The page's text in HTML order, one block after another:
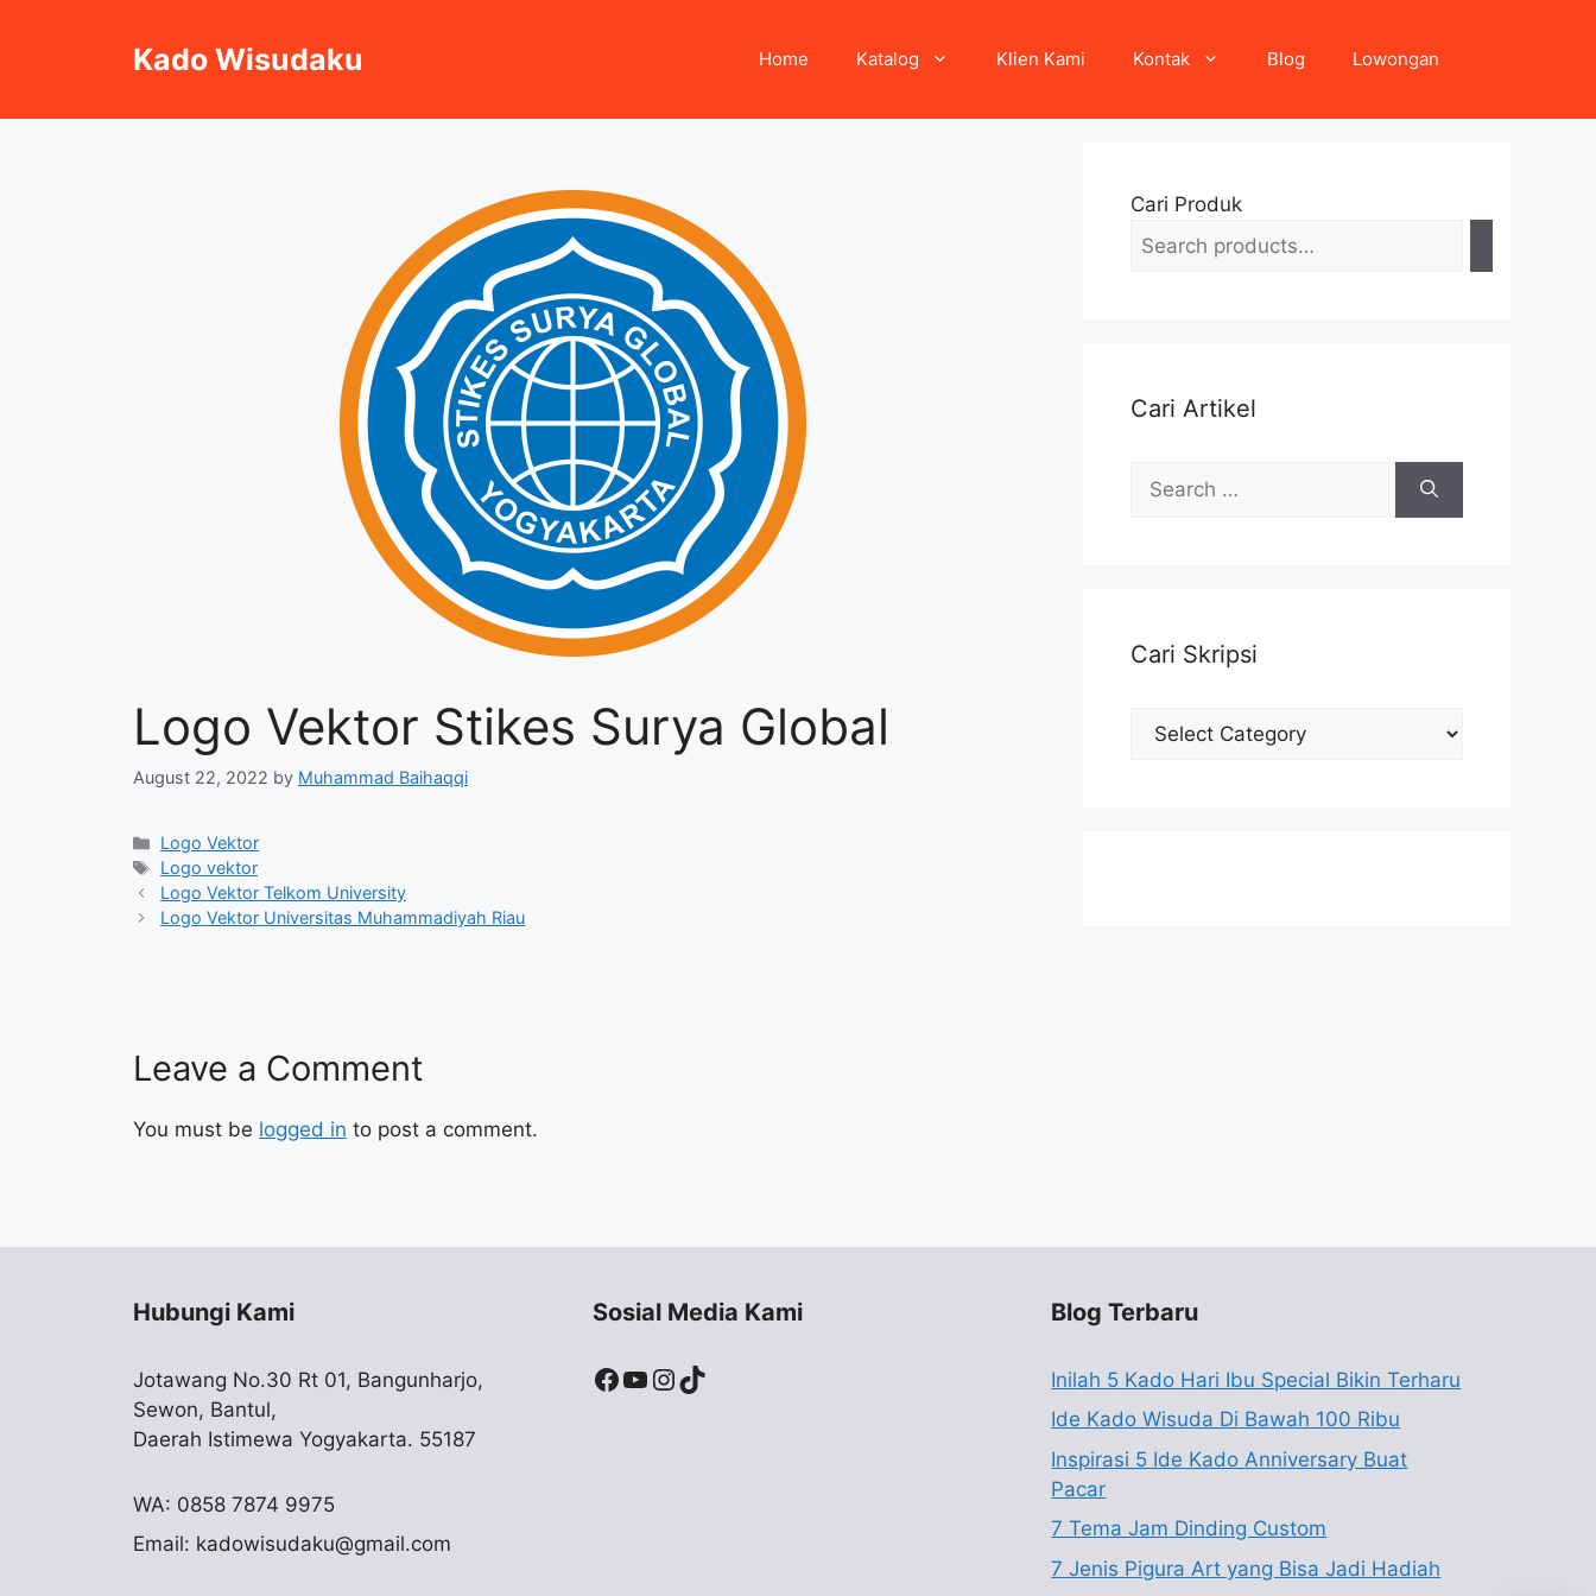
Kado Wisudaku Home Katalog Klien Kami Kontak Blog Lowongan
Logo Vektor Stikes Surya Global
August 22, 2022 by Muhammad Baihaqqi
Categories
Logo Vektor
Tags
Logo vektor
Logo Vektor Telkom University
Logo Vektor Universitas Muhammadiyah Riau
Leave a Comment
You must be logged in to post a comment.
Cari Produk
Cari Artikel
Search
for:
Cari Skripsi
Cari
Hubungi Kami
Jotawang No.30 Rt 01, Bangunharjo,
Sewon, Bantul,
Daerah Istimewa Yogyakarta. 55187
WA: 0858 7874 9975
Email: kadowisudaku@gmail.com
Sosial Media Kami
Facebook
YouTube
Instagram
TikTok
Blog Terbaru
Inilah 5 Kado Hari Ibu Special Bikin Terharu
Ide Kado Wisuda Di Bawah 100 Ribu
Inspirasi 5 Ide Kado Anniversary Buat
Pacar
7 Tema Jam Dinding Custom
7 Jenis Pigura Art yang Bisa Jadi Hadiah